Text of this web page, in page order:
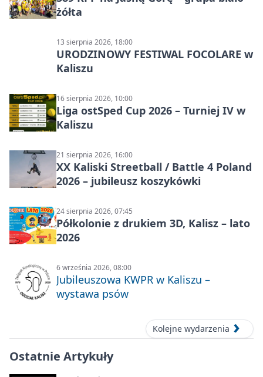
żółta
13 sierpnia 2026, 18:00
URODZINOWY FESTIWAL FOCOLARE w
Kaliszu
16 sierpnia 2026, 10:00
Liga ostSped Cup 2026 – Turniej IV w
Kaliszu
21 sierpnia 2026, 16:00
XX Kaliski Streetball / Battle 4 Poland
2026 – jubileusz koszykówki
24 sierpnia 2026, 07:45
Półkolonie z drukiem 3D, Kalisz – lato
2026
6 września 2026, 08:00
Jubileuszowa KWPR w Kaliszu –
wystawa psów
Kolejne wydarzenia
Ostatnie Artykuły